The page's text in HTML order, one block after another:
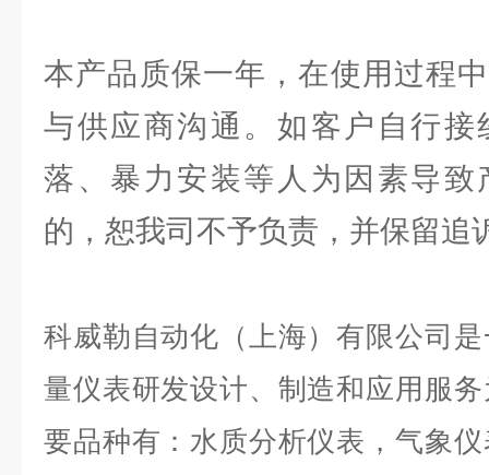
本产品质保一年，在使用过程
与供应商沟通。如客户自行接
落、暴力安装等人为因素导致
的，恕我司不予负责，并保留追
科威勒自动化（上海）有限公司
量仪表研发设计、制造和应用服
要品种有：水质分析仪表，气象